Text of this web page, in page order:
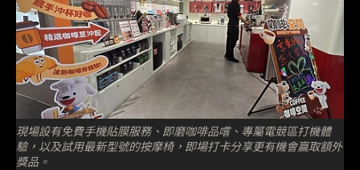
現場設有免費手機貼膜服務、即磨咖啡品嚐、專屬電競區打機體
驗，以及試用最新型號的按摩椅，即場打卡分享更有機會贏取額外
獎品。